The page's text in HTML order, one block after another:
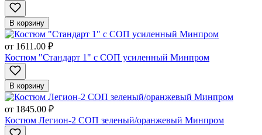
В корзину
от 1611.00 ₽
Костюм "Стандарт 1" с СОП усиленный Минпром
В корзину
от 1845.00 ₽
Костюм Легион-2 СОП зеленый/оранжевый Минпром